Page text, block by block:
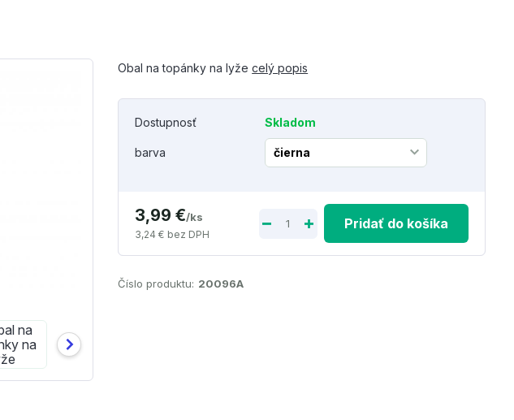
Obal na topánky na lyžecelý popis
Dostupnosť Skladom
barva
3,99 €/ks
3,24 € bez DPH
Pridať do košíka
Číslo produktu: 20096A